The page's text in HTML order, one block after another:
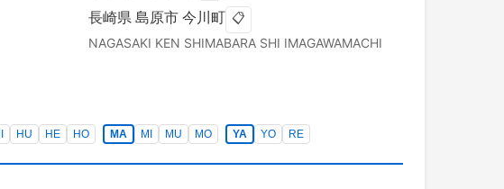
長崎県 島原市 今川町 📋
NAGASAKI KEN SHIMABARA SHI IMAGAWAMACHI
HU HE HO MA MI MU MO YA YO RE